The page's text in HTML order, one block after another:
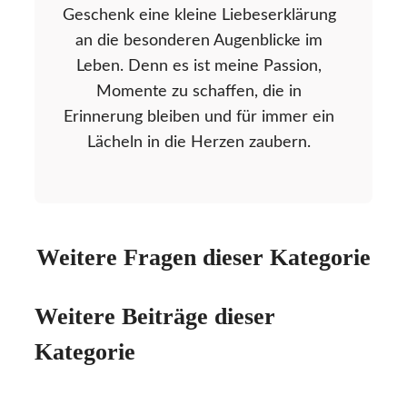
Geschenk eine kleine Liebeserklärung
an die besonderen Augenblicke im
Leben. Denn es ist meine Passion,
Momente zu schaffen, die in
Erinnerung bleiben und für immer ein
Lächeln in die Herzen zaubern.
Weitere Fragen dieser Kategorie
Weitere Beiträge dieser
Kategorie